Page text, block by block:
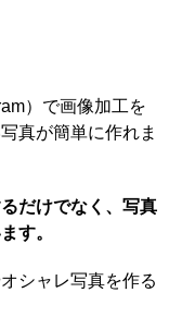
）で画像加工を
真が簡単に作れま
だけでなく、写真
す。
シャレ写真を作る